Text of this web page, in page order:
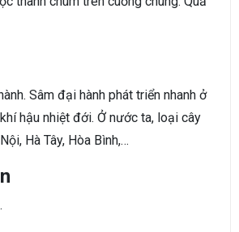
Sâm đại hành phát triển nhanh ở
hậu nhiệt đới. Ở nước ta, loại cây
Hà Tây, Hòa Bình,…